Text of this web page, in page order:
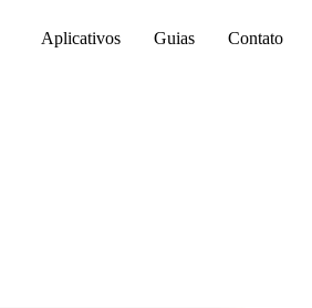
Aplicativos Guias Contato